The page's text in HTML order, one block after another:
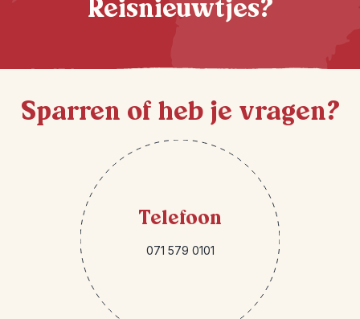
Reisnieuwtjes?
Sparren of heb je vragen?
Telefoon
071 579 0101